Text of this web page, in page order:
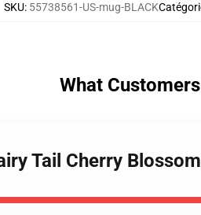
SKU: 55738561-US-mug-BLACK
What
Tail Cherry